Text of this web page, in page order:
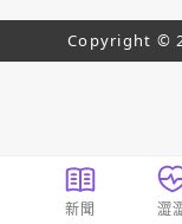
Copyright ©
新聞 澀